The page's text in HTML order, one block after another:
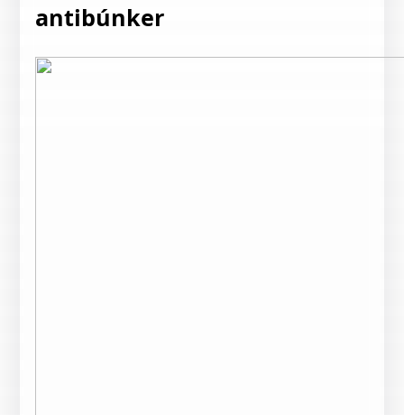
antibúnker